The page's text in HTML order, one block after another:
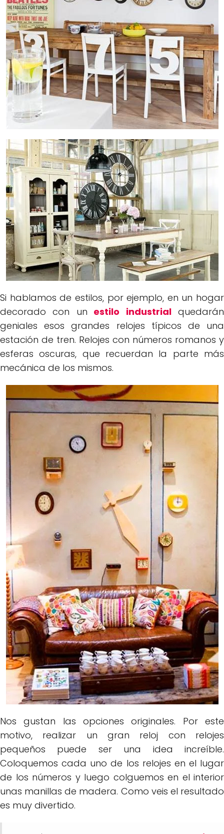
Si hablamos de estilos, por ejemplo, en un hogar
decorado con un estilo industrialquedarán
geniales esos grandes relojes típicos de una
estación de tren. Relojes con números romanos y
esferas oscuras, que recuerdan la parte más
mecánica de los mismos.
Nos gustan las opciones originales. Por este
motivo, realizar un gran reloj con relojes
pequeños puede ser una idea increíble.
Coloquemos cada uno de los relojes en el lugar
de los números y luego colguemos en el interior
unas manillas de madera. Como veis el resultado
es muy divertido.